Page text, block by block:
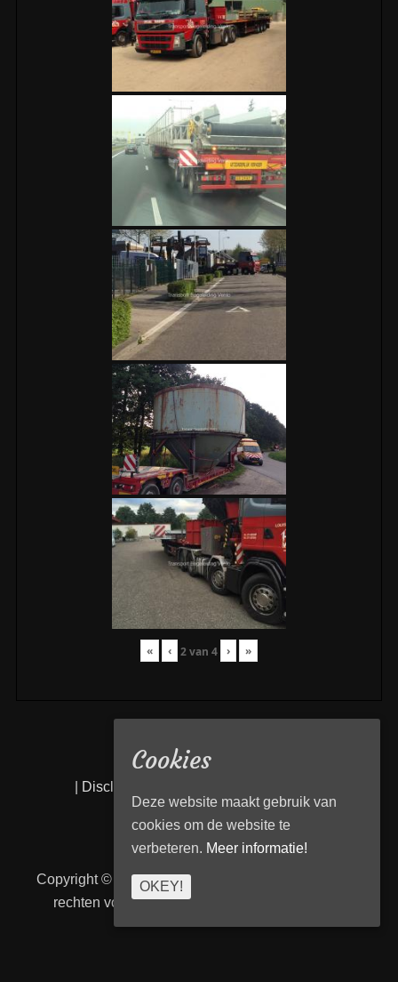
« ‹ 2van 4 › »
Disclaimer
Copyright © 2026Transport Begeleiding Venlo
rechten voorbehouden. | TBVenlo door
Cookies
Deze website maakt gebruik van
cookies om de website te
verbeteren. Meer informatie!
OKEY!